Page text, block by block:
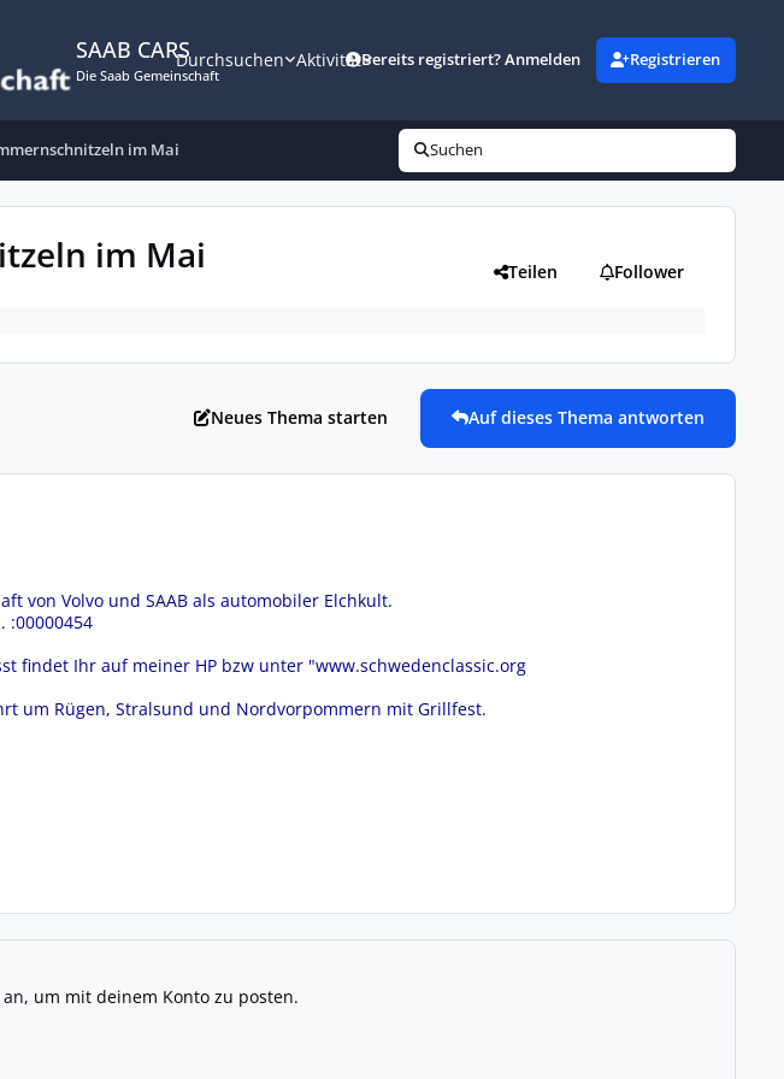
SAAB CARS
Die Saab Gemeinschaft
Durchsuchen AktivitätBereits registriert? Anmelden Registrieren
im Mai Suchen
im Mai Teilen Follower
Neues Thema starten Auf dieses Thema antworten
von Volvo und SAAB als automobiler Elchkult.
:00000454
findet Ihr auf meiner HP bzw unter "www.schwedenclassic.org
um Rügen, Stralsund und Nordvorpommern mit Grillfest.
, um mit deinem Konto zu posten.